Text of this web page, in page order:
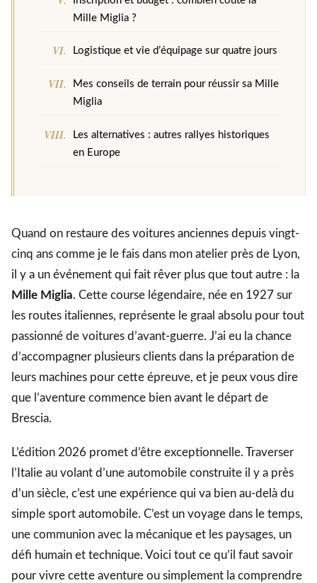
Mille Miglia ?
Logistique et vie d’équipage sur quatre jours
Mes conseils de terrain pour réussir sa Mille
Miglia
Les alternatives : autres rallyes historiques
en Europe
Quand on restaure des voitures anciennes depuis vingt-
cinq ans comme je le fais dans mon atelier près de Lyon,
il y a un événement qui fait rêver plus que tout autre : la
Mille Miglia. Cette course légendaire, née en 1927 sur
les routes italiennes, représente le graal absolu pour tout
passionné de voitures d’avant-guerre. J’ai eu la chance
d’accompagner plusieurs clients dans la préparation de
leurs machines pour cette épreuve, et je peux vous dire
que l’aventure commence bien avant le départ de
Brescia.
L’édition 2026 promet d’être exceptionnelle. Traverser
l’Italie au volant d’une automobile construite il y a près
d’un siècle, c’est une expérience qui va bien au-delà du
simple sport automobile. C’est un voyage dans le temps,
une communion avec la mécanique et les paysages, un
défi humain et technique. Voici tout ce qu’il faut savoir
pour vivre cette aventure ou simplement la comprendre